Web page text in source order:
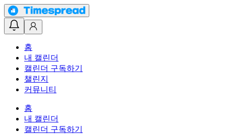
홈
내 캘린더
캘린더 구독하기
챌린지
커뮤니티
홈
내 캘린더
캘린더 구독하기